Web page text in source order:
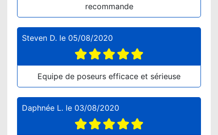
recommande
Steven D. le 05/08/2020
Equipe de poseurs efficace et sérieuse
Daphnée L. le 03/08/2020